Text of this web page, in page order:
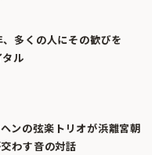
多くの人にその歓びを
ル
ンの弦楽トリオが浜離宮朝
交わす音の対話